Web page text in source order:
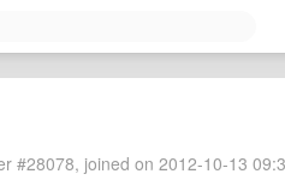
#28078, joined on 2012-10-13